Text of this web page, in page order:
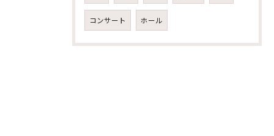
コンサート ホール